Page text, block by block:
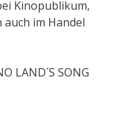
Kinopublikum,
im Handel
LAND´S SONG